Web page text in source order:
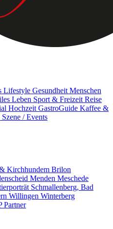
Lifestyle Gesundheit Menschen
Leben Sport & Freizeit Reise
Hochzeit GastroGuide Kaffee &
/ Events
Kirchhundem Brilon
Menden Meschede
Schmallenberg, Bad
Willingen Winterberg
Partner